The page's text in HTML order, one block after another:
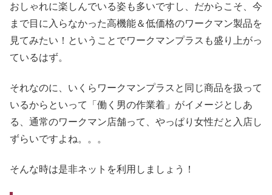
おしゃれに楽しんでいる姿も多いですし、だからこそ、今
まで目に入らなかった高機能＆低価格のワークマン製品を
見てみたい！ということでワークマンプラスも盛り上がっ
ているはず。
それなのに、いくらワークマンプラスと同じ商品を扱って
いるからといって「働く男の作業着」がイメージとしあ
る、通常のワークマン店舗って、やっぱり女性だと入店し
ずらいですよね。。。
そんな時は是非ネットを利用しましょう！